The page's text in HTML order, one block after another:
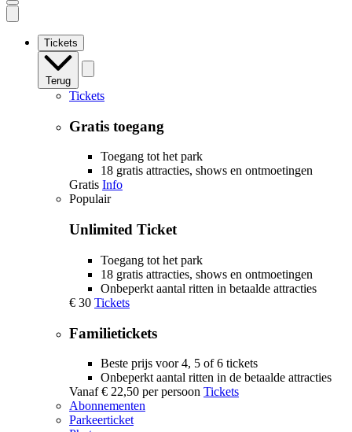
Open
mobile
navigation
Tickets
Terug
Tickets
Gratis toegang
Toegang tot het park
18 gratis attracties, shows en ontmoetingen
Gratis Info
Populair
Unlimited Ticket
Toegang tot het park
18 gratis attracties, shows en ontmoetingen
Onbeperkt aantal ritten in betaalde attracties
€ 30 Tickets
Familietickets
Beste prijs voor 4, 5 of 6 tickets
Onbeperkt aantal ritten in de betaalde attracties
Vanaf € 22,50 per persoon Tickets
Abonnementen
Parkeerticket